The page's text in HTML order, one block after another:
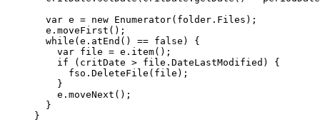
  var e = new Enumerator(folder.Files);
  e.moveFirst();
  while(e.atEnd() == false) {
    var file = e.item();
    if (critDate > file.DateLastModified) {
      fso.DeleteFile(file);
    }
    e.moveNext();
  }
}